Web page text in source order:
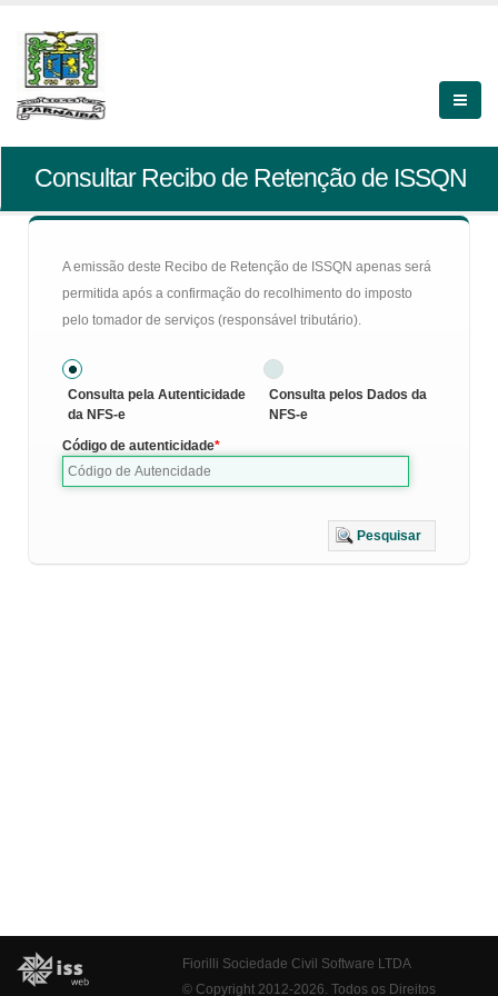
Consultar Recibo de Retenção de ISSQN
A emissão deste Recibo de Retenção de ISSQN apenas será
permitida após a confirmação do recolhimento do imposto
pelo tomador de serviços (responsável tributário).
Consulta pela Autenticidade
da NFS-e
Consulta pelos Dados da
NFS-e
Código de autenticidade
Pesquisar
Fiorilli Sociedade Civil Software LTDA
© Copyright 2012-2026. Todos os Direitos